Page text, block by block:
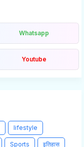
Whatsapp
Youtube
lifestyle
Sports इतिहास